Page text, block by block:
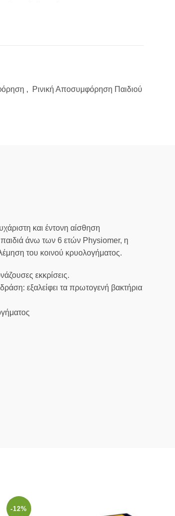
,
Ρινική Αποσυμφόρηση Παιδιού
και έντονη αίσθηση
άνω των 6 ετών Physiomer, η
του κοινού κρυολογήματος.
εκκρίσεις.
εξαλείφει τα πρωτογενή βακτήρια
-12%